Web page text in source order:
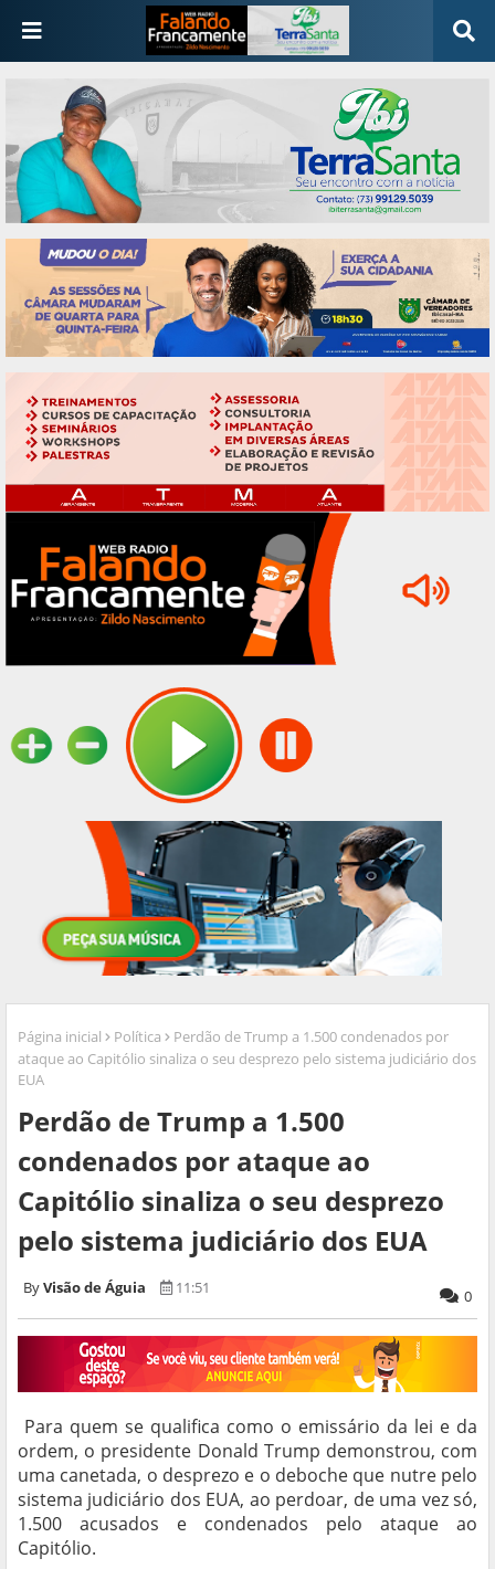
Página inicial Política
Perdão de Trump a 1.500 condenados por
ataque ao Capitólio sinaliza o seu desprezo pelo sistema judiciário dos
EUA
Perdão de Trump a 1.500
condenados por ataque ao
Capitólio sinaliza o seu desprezo
pelo sistema judiciário dos EUA
Visão de Águia 11:51 0
Para quem se qualifica como o emissário da lei e da
ordem, o presidente Donald Trump demonstrou, com
uma canetada, o desprezo e o deboche que nutre pelo
sistema judiciário dos EUA, ao perdoar, de uma vez só,
1.500 acusados e condenados pelo ataque ao
Capitólio.